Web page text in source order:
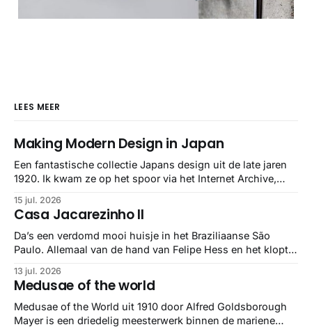
LEES MEER
Making Modern Design in Japan
Een fantastische collectie Japans design uit de late jaren
1920. Ik kwam ze op het spoor via het Internet Archive,
gebundeld in een: boek ✨ Daarin hebben ze alle scans een
stuk netter getrokken, maar op deze manier vind ik ze er
minstens
15 jul. 2026
Casa Jacarezinho II
Da’s een verdomd mooi huisje in het Braziliaanse São
Paulo. Allemaal van de hand van Felipe Hess en het klopt
13 jul. 2026
Medusae of the world
Medusae of the World uit 1910 door Alfred Goldsborough
Mayer is een driedelig meesterwerk binnen de mariene